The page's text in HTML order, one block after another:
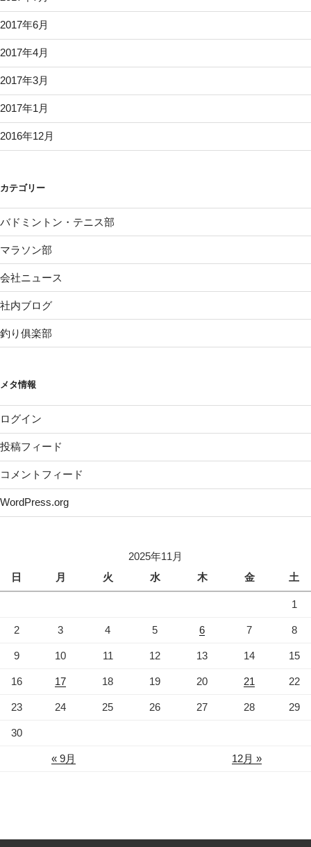
2017年6月
2017年4月
2017年3月
2017年1月
2016年12月
カテゴリー
バドミントン・テニス部
マラソン部
会社ニュース
社内ブログ
釣り俱楽部
メタ情報
ログイン
投稿フィード
コメントフィード
WordPress.org
2025年11月
日
月 火 水 木 金 土
« 9月 12月 »
1
2 3 4 5 6 7 8
9 10 11 12 13 14 15
16 17 18 19 20 21 22
23 24 25 26 27 28 29
30